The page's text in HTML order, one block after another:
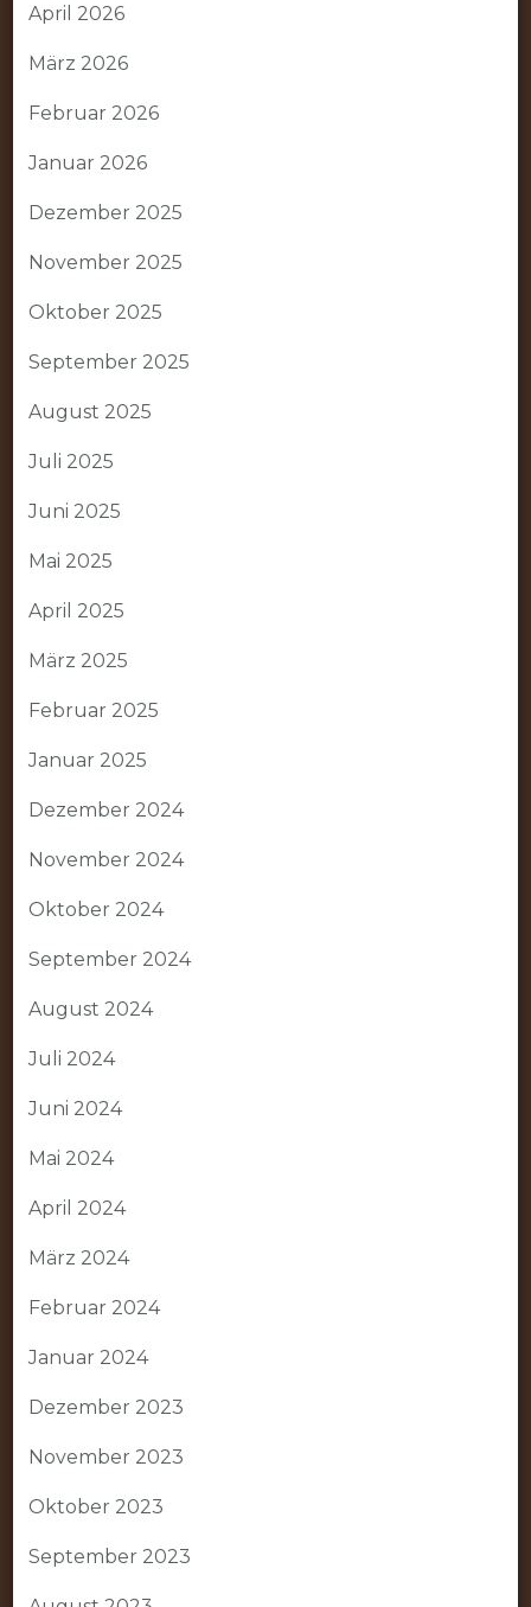
April 2026
März 2026
Februar 2026
Januar 2026
Dezember 2025
November 2025
Oktober 2025
September 2025
August 2025
Juli 2025
Juni 2025
Mai 2025
April 2025
März 2025
Februar 2025
Januar 2025
Dezember 2024
November 2024
Oktober 2024
September 2024
August 2024
Juli 2024
Juni 2024
Mai 2024
April 2024
März 2024
Februar 2024
Januar 2024
Dezember 2023
November 2023
Oktober 2023
September 2023